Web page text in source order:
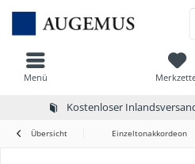
Kostenloser
Menü
Übersicht Einzeltonakkordeon